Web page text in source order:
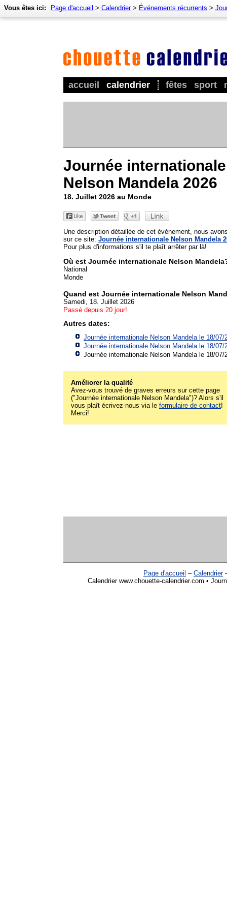
accueil calendrier fêtes sport
Vous êtes ici: Page d'accueil > Calendrier> Événements récurrents >
Journée internationale
Nelson Mandela 2026
18. Juillet 2026 au Monde
Une description détaillée de cet événement, nous
sur ce site: Journée internationale Nelson Mandela
Pour plus d'informations s'il te plaît arrêter par là!
Où est Journée internationale Nelson
National
Monde
Quand est Journée internationale Nelson
Samedi, 18. Juillet 2026
Passé depuis 20 jour!
Autres dates:
Journée internationale Nelson Mandela le 18/07/
Journée internationale Nelson Mandela le 18/07/
Journée internationale Nelson Mandela le 18/07/
Améliorer la qualité
Avez-vous trouvé de graves erreurs sur cette page
("Journée internationale Nelson Mandela")? Alors s'il
vous plaît écrivez-nous via le formulaire de contact!
Merci!
Page d'accueil – Calendrier
Calendrier www.chouette-calendrier.com •